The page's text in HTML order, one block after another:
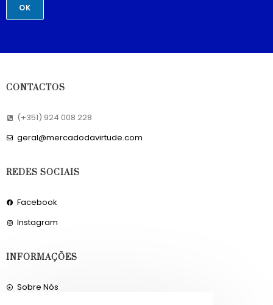
OK
CONTACTOS
(+351) 924 008 228
geral@mercadodavirtude.com
REDES SOCIAIS
Facebook
Instagram
INFORMAÇÕES
Sobre Nós